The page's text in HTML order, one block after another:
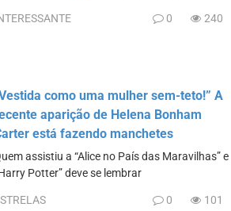
0 240
como uma mulher sem-teto!” A
aparição de Helena Bonham
está fazendo manchetes
assistiu a “Alice no País das Maravilhas” e
Potter” deve se lembrar
0 101